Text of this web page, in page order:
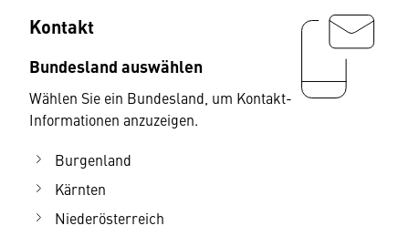
Kontakt
Bundesland auswählen
Wählen Sie ein Bundesland, um Kontakt-
Informationen anzuzeigen.
Burgenland
Kärnten
Niederösterreich